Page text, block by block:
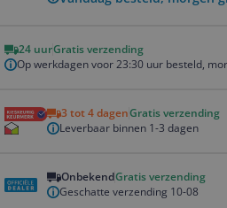
24 uurGratis verzending
Op werkdagen voor 23:30 uur besteld,
3 tot 4 dagenGratis verzending
Leverbaar binnen 1-3 dagen
OnbekendGratis verzending
Geschatte verzending 10-08